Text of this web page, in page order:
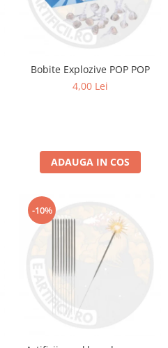
Bobite Explozive POP POP
4,00 Lei
ADAUGA IN COS
-10%